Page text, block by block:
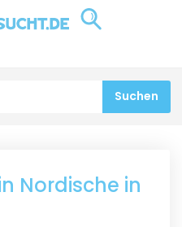
Nordische in